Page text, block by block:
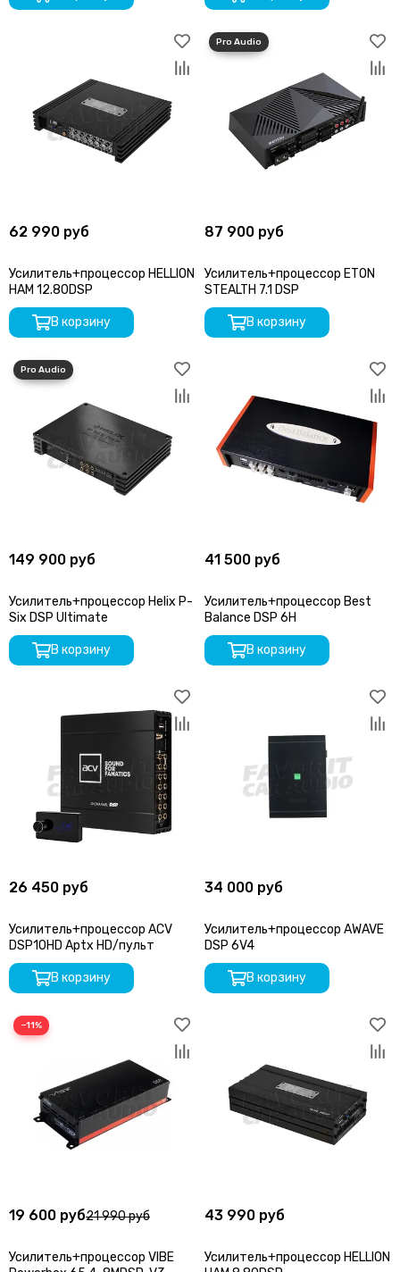
62 990 руб
Усилитель+процессор HELLION
HAM 12.80DSP
В корзину
87 900 руб
Усилитель+процессор ETON
STEALTH 7.1 DSP
В корзину
149 900 руб
Усилитель+процессор Helix P-
Six DSP Ultimate
В корзину
41 500 руб
Усилитель+процессор Best
Balance DSP 6H
В корзину
26 450 руб
Усилитель+процессор ACV
DSP10HD Aptx HD/пульт
В корзину
34 000 руб
Усилитель+процессор AWAVE
DSP 6V4
В корзину
−11%
19 600 руб21 990 руб
Усилитель+процессор VIBE
43 990 руб
Усилитель+процессор HELLION